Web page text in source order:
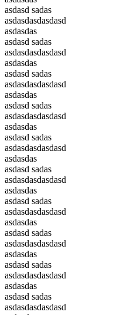
asdasd sadas
asdasdasdasdasd
asdasdas
asdasd sadas
asdasdasdasdasd
asdasdas
asdasd sadas
asdasdasdasdasd
asdasdas
asdasd sadas
asdasdasdasdasd
asdasdas
asdasd sadas
asdasdasdasdasd
asdasdas
asdasd sadas
asdasdasdasdasd
asdasdas
asdasd sadas
asdasdasdasdasd
asdasdas
asdasd sadas
asdasdasdasdasd
asdasdas
asdasd sadas
asdasdasdasdasd
asdasdas
asdasd sadas
asdasdasdasdasd